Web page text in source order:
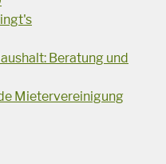
Beratung und
Mietervereinigung